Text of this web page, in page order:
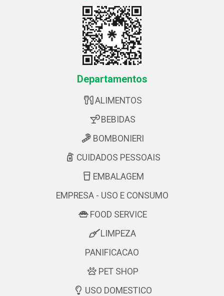
Departamentos
ALIMENTOS
BEBIDAS
BOMBONIERI
CUIDADOS PESSOAIS
EMBALAGEM
EMPRESA - USO E CONSUMO
FOOD SERVICE
LIMPEZA
PANIFICACAO
PET SHOP
USO DOMESTICO